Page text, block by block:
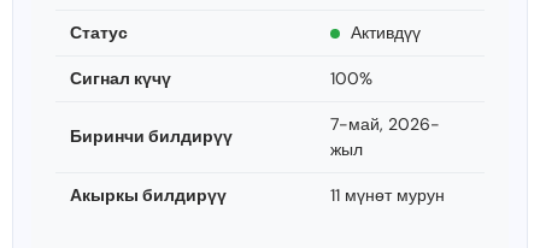
Статус Активдүү
Сигнал күчү 100%
Биринчи билдирүү
7-май, 2026-
жыл
Акыркы билдирүү 11 мүнөт мурун